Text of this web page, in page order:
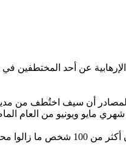
شهري مايو ويونيو من
وتقول مصادر محلية